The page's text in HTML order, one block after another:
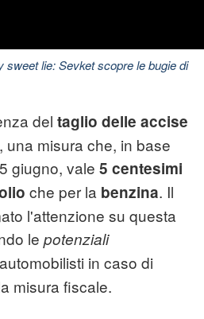
sweet lie: Sevket scopre le bugie di
del taglio delle accise
misura che, in base
giugno, vale 5 centesimi
che per la benzina. Il
l'attenzione su questa
le potenziali
in caso di
misura fiscale.